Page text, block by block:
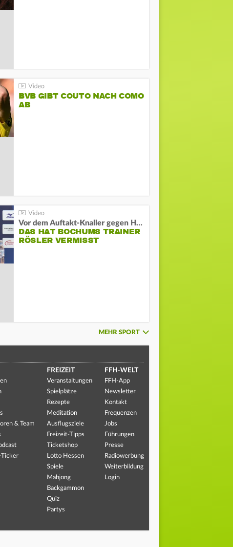
BVB GIBT COUTO NACH COMO
AB
Vor dem Auftakt-Knaller gegen Hertha:
DAS HAT BOCHUMS TRAINER
RÖSLER VERMISST
MEHR SPORT
& Team
Ticker
FREIZEIT
Veranstaltungen
Spielplätze
Rezepte
Meditation
Ausflugsziele
Freizeit-Tipps
Ticketshop
Lotto Hessen
Spiele
Mahjong
Backgammon
Quiz
Partys
FFH-WELT
FFH-App
Newsletter
Kontakt
Frequenzen
Jobs
Führungen
Presse
Radiowerbung
Weiterbildung
Login